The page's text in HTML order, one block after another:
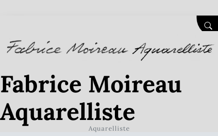
Fabrice Moireau
Aquarelliste
Aquarelliste